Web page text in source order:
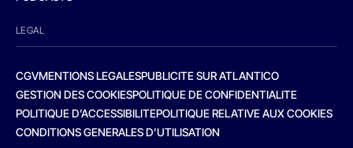
LEGAL
CGVMENTIONS LEGALESPUBLICITE SUR ATLANTICO
GESTION DES COOKIESPOLITIQUE DE CONFIDENTIALITE
POLITIQUE D’ACCESSIBILITEPOLITIQUE RELATIVE AUX COOKIES
CONDITIONS GENERALES D’UTILISATION